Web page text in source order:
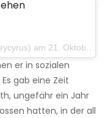
am 21. Oktober 2019 um 12:31 Uhr PDT
er in sozialen
gab eine Zeit
ungefähr ein Jahr
hatten, in der all